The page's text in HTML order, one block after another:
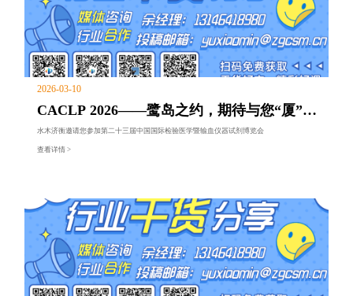
2026-03-10
CACLP 2026——鹭岛之约，期待与您“厦”日
相逢！
水木济衡邀请您参加第二十三届中国国际检验医学暨输血仪器试剂博览会
查看详情 >